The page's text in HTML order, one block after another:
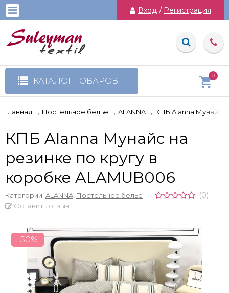
Вход / Регистрация
КАТАЛОГ ТОВАРОВ
0
Главная → Постельное белье → ALANNA → КПБ Alanna Мунайс
КПБ Alanna Мунайс на
резинке по кругу в
коробке ALAMUB006
Категории: ALANNA Постельное белье (0)
Оставить отзыв
-50%